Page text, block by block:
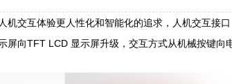
机交互体验更人性化和智能化的追求，人机交互接
屏向TFT LCD 显示屏升级，交互方式从机械按键向